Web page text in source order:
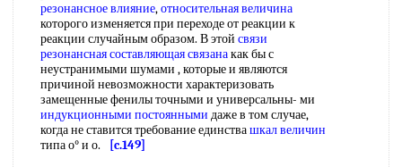
резонансное влияние,относительная величина
которого изменяется при переходе от реакции к
реакции случайным образом. В этой связи
резонанснаясоставляющая связанакак бы с
неустранимыми шумами , которые и являются
причиной невозможности характеризовать
замещенные фенилы точными и универсальны- ми
индукционными постоянными даже в том случае,
когда не ставится требование единствашкал величин
типа о° и о.
[c.149]